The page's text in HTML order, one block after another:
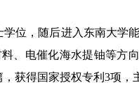
位，随后进入东南大学
电催化海水提铀等方向
，获得国家授权专利3项，